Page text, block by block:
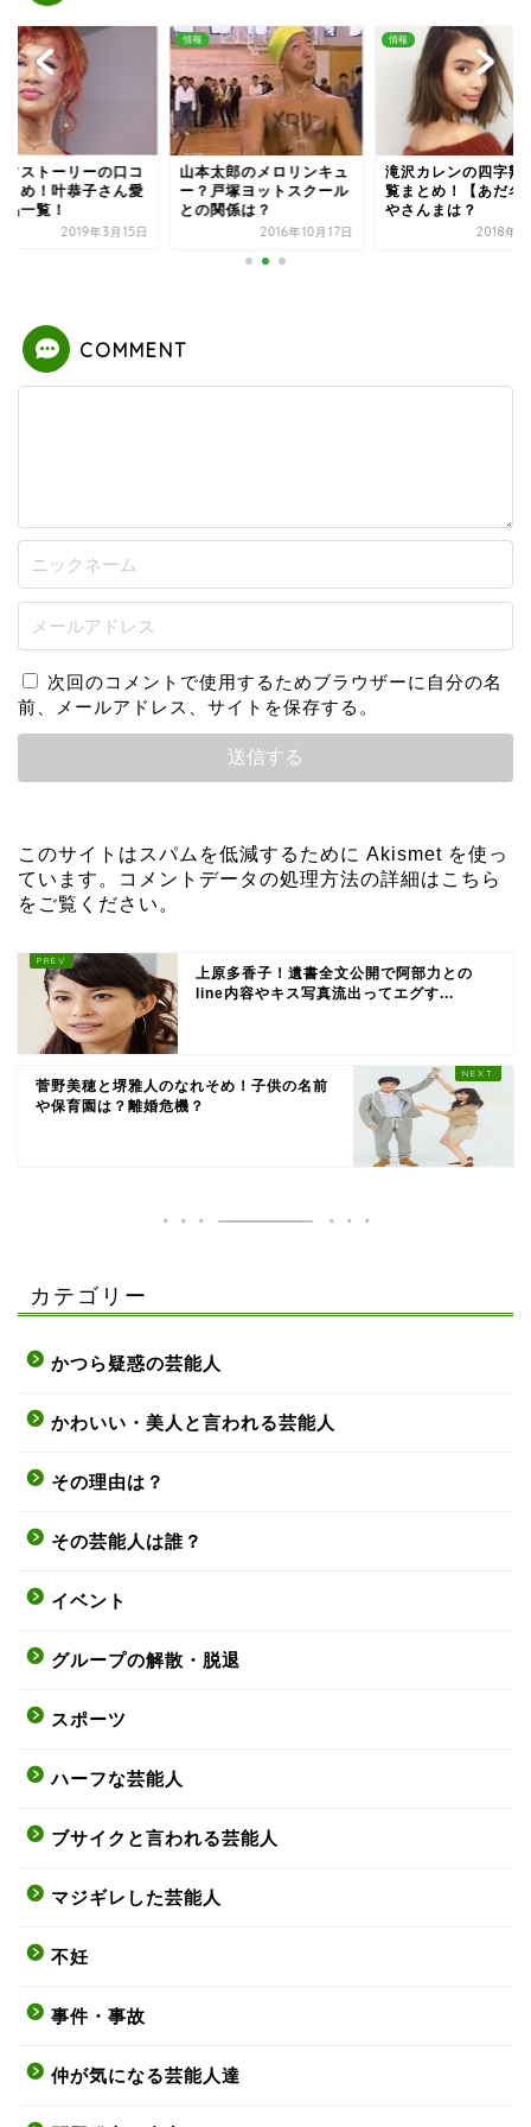
フストーリーの口コ
とめ！叶恭子さん愛
品一覧！
2019年3月15日
情報
山本太郎のメロリンキュ
ー？戸塚ヨットスクール
との関係は？
2016年10月17日
情報
滝沢カレンの四字熟
覧まとめ！【あだ名
やさんまは？
2018年2
COMMENT
次回のコメントで使用するためブラウザーに自分の名
前、メールアドレス、サイトを保存する。
このサイトはスパムを低減するために Akismet を使っ
ています。
コメントデータの処理方法の詳細はこちら
をご覧ください 。
上原多香子！遺書全文公開で阿部力との
line内容やキス写真流出ってエグす...
菅野美穂と堺雅人のなれそめ！子供の名前
や保育園は？離婚危機？
カテゴリー
かつら疑惑の芸能人
かわいい・美人と言われる芸能人
その理由は？
その芸能人は誰？
イベント
グループの解散・脱退
スポーツ
ハーフな芸能人
ブサイクと言われる芸能人
マジギレした芸能人
不妊
事件・事故
仲が気になる芸能人達